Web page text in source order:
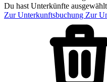
Du hast Unterkünfte
Zur Unterkunftsbuchung Zur